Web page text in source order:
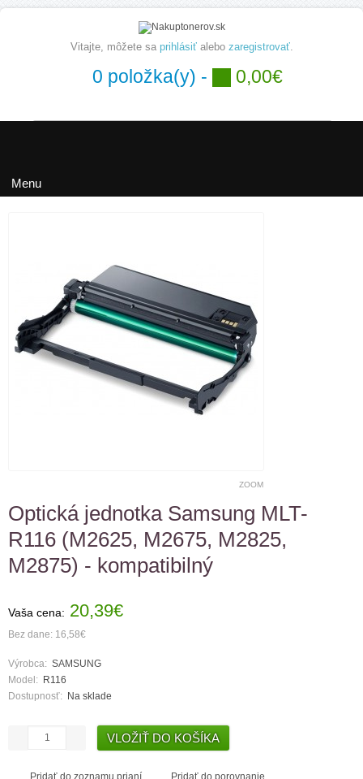
Vitajte, môžete sa prihlásiťalebo zaregistrovať.
0 položka(y) - 0,00€
Menu
ZOOM
Optická jednotka Samsung MLT-
R116 (M2625, M2675, M2825,
M2875) - kompatibilný
Vaša cena: 20,39€
Bez dane: 16,58€
Výrobca: SAMSUNG
Model: R116
Dostupnosť: Na sklade
Pridať do zoznamu prianí Pridať do porovnanie